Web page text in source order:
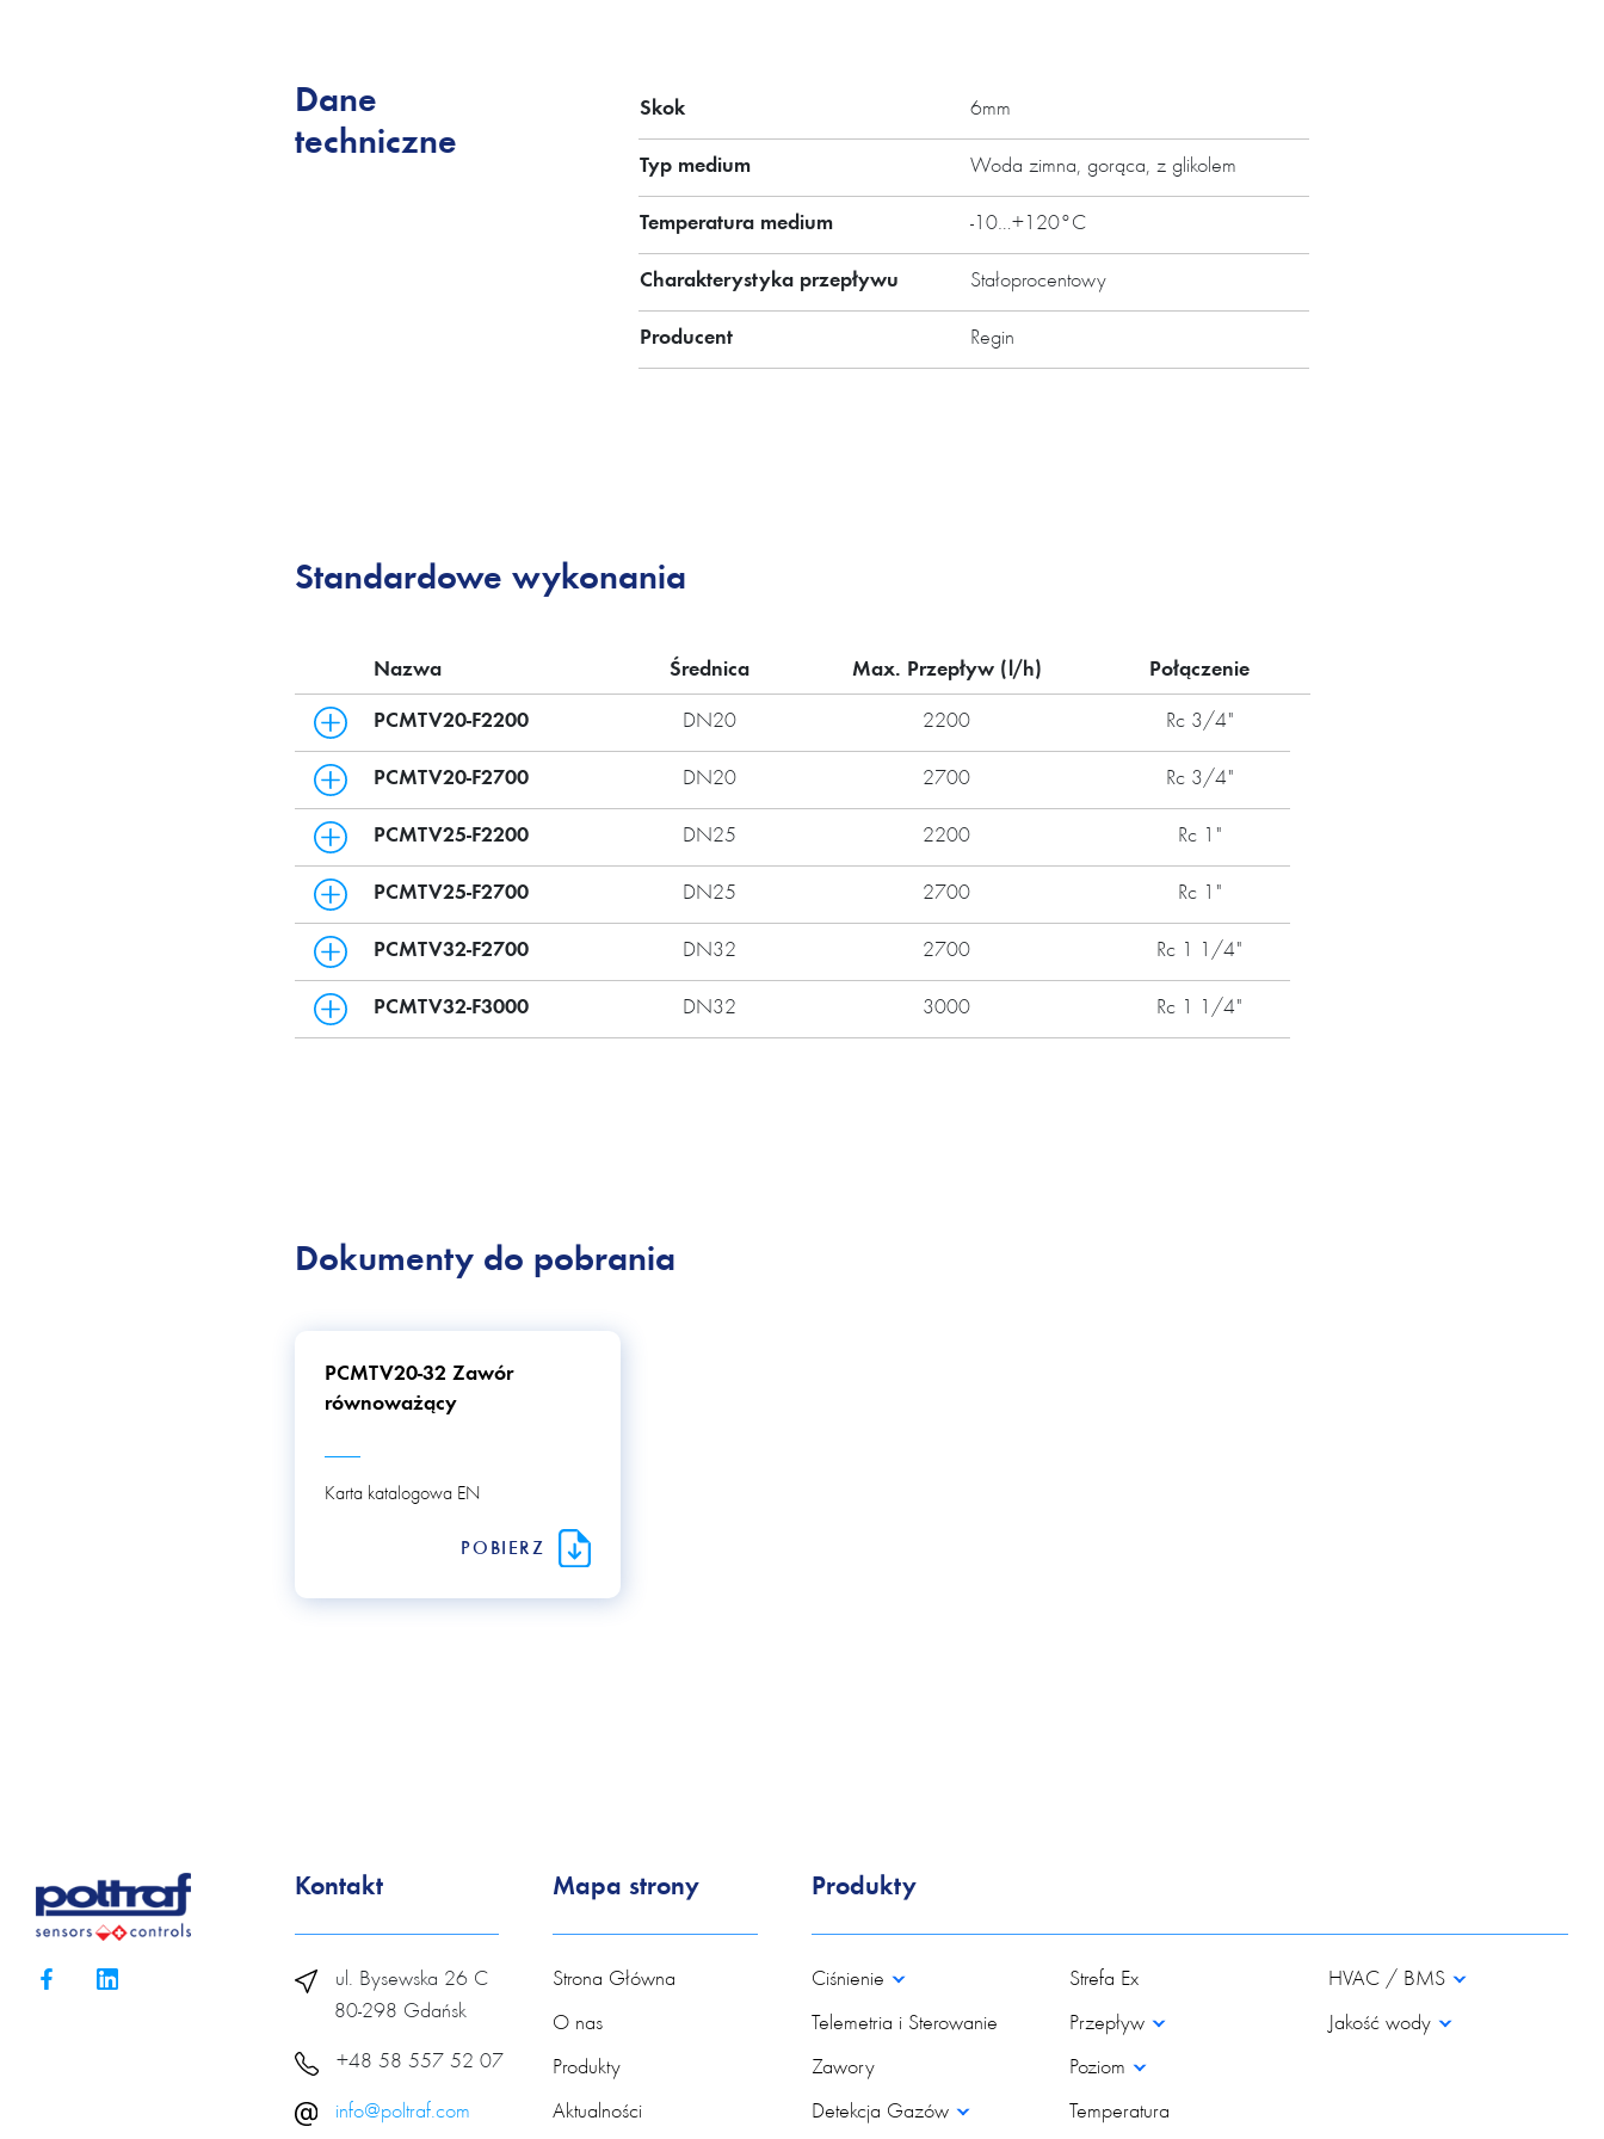
Pokrętło nastawy
Dokładna kontrola przepływu
Stabilna prędkość przepływu
Złącza pomiarowe
Skok 6 mm
Dane
techniczne
Skok 6mm
Typ medium Woda zimna, gorąca, z glikolem
Temperatura medium -10…+120°C
Charakterystyka przepływu Stałoprocentowy
Producent Regin
Standardowe wykonania
Nazwa Średnica Max. Przepływ (l/h) Połączenie
PCMTV20-F2200 DN20 2200 Rc 3/4"
PCMTV20-F2700 DN20 2700 Rc 3/4"
PCMTV25-F2200 DN25 2200 Rc 1"
PCMTV25-F2700 DN25 2700 Rc 1"
PCMTV32-F2700 DN32 2700 Rc 1 1/4"
PCMTV32-F3000 DN32 3000 Rc 1 1/4"
Dokumenty do pobrania
PCMTV20-32 Zawór
równoważący
Karta katalogowa EN
POBIERZ
Kontakt
ul. Bysewska 26 C
80-298 Gdańsk
+48 58 557 52 07
info@poltraf.com
Mapa strony
Strona Główna
O nas
Produkty
Aktualności
Produkty
Ciśnienie
Telemetria i Sterowanie
Zawory
Detekcja Gazów
Strefa Ex
Przepływ
Poziom
Temperatura
HVAC / BMS
Jakość wody